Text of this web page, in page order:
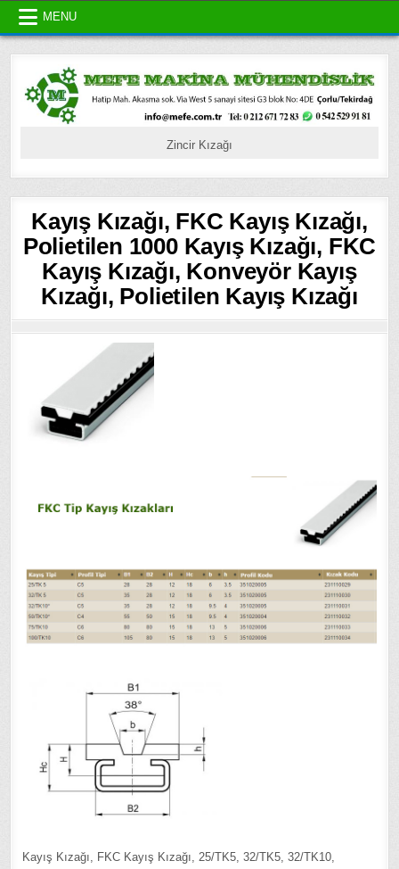
Skip
content
MENU
Zincir Kızağı
Kayış Kızağı, FKC Kayış Kızağı,
Polietilen 1000 Kayış Kızağı, FKC
Kayış Kızağı, Konveyör Kayış
Kızağı, Polietilen Kayış Kızağı
Kayış Kızağı, FKC Kayış Kızağı, 25/TK5, 32/TK5, 32/TK10,